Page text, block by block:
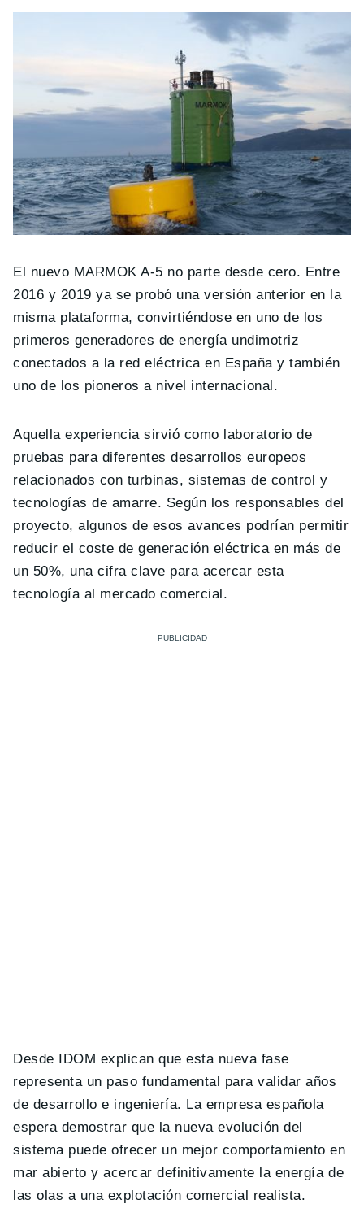
El nuevo MARMOK A-5 no parte desde cero. Entre
2016 y 2019 ya se probó una versión anterior en la
misma plataforma, convirtiéndose en uno de los
primeros generadores de energía undimotriz
conectados a la red eléctrica en España y también
uno de los pioneros a nivel internacional.
Aquella experiencia sirvió como laboratorio de
pruebas para diferentes desarrollos europeos
relacionados con turbinas, sistemas de control y
tecnologías de amarre. Según los responsables del
proyecto, algunos de esos avances podrían permitir
reducir el coste de generación eléctrica en más de
un 50%, una cifra clave para acercar esta
tecnología al mercado comercial.
Desde IDOM explican que esta nueva fase
representa un paso fundamental para validar años
de desarrollo e ingeniería. La empresa española
espera demostrar que la nueva evolución del
sistema puede ofrecer un mejor comportamiento en
mar abierto y acercar definitivamente la energía de
las olas a una explotación comercial realista.